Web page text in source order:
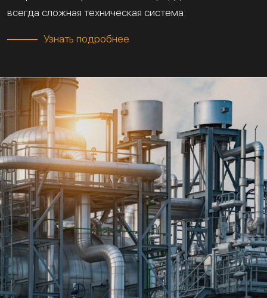
всегда сложная техническая система.
Узнать подробнее